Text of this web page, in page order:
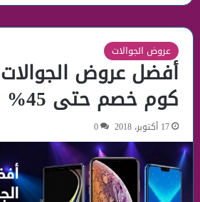
عروض الجوالات
أفضل عروض
كوم خصم حتى 45%
17 أكتوبر، 2018 0